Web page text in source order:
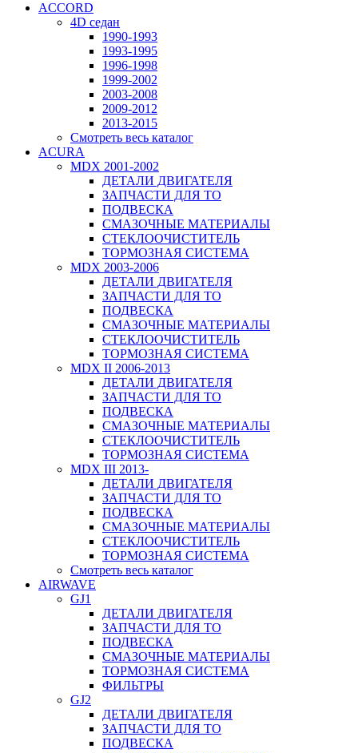
ACCORD
4D седан
1990-1993
1993-1995
1996-1998
1999-2002
2003-2008
2009-2012
2013-2015
Смотреть весь каталог
ACURA
MDX 2001-2002
ДЕТАЛИ ДВИГАТЕЛЯ
ЗАПЧАСТИ ДЛЯ ТО
ПОДВЕСКА
СМАЗОЧНЫЕ МАТЕРИАЛЫ
СТЕКЛООЧИСТИТЕЛЬ
ТОРМОЗНАЯ СИСТЕМА
MDX 2003-2006
ДЕТАЛИ ДВИГАТЕЛЯ
ЗАПЧАСТИ ДЛЯ ТО
ПОДВЕСКА
СМАЗОЧНЫЕ МАТЕРИАЛЫ
СТЕКЛООЧИСТИТЕЛЬ
ТОРМОЗНАЯ СИСТЕМА
MDX II 2006-2013
ДЕТАЛИ ДВИГАТЕЛЯ
ЗАПЧАСТИ ДЛЯ ТО
ПОДВЕСКА
СМАЗОЧНЫЕ МАТЕРИАЛЫ
СТЕКЛООЧИСТИТЕЛЬ
ТОРМОЗНАЯ СИСТЕМА
MDX III 2013-
ДЕТАЛИ ДВИГАТЕЛЯ
ЗАПЧАСТИ ДЛЯ ТО
ПОДВЕСКА
СМАЗОЧНЫЕ МАТЕРИАЛЫ
СТЕКЛООЧИСТИТЕЛЬ
ТОРМОЗНАЯ СИСТЕМА
Смотреть весь каталог
AIRWAVE
GJ1
ДЕТАЛИ ДВИГАТЕЛЯ
ЗАПЧАСТИ ДЛЯ ТО
ПОДВЕСКА
СМАЗОЧНЫЕ МАТЕРИАЛЫ
ТОРМОЗНАЯ СИСТЕМА
ФИЛЬТРЫ
GJ2
ДЕТАЛИ ДВИГАТЕЛЯ
ЗАПЧАСТИ ДЛЯ ТО
ПОДВЕСКА